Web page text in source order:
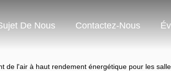
De Nous Contactez-Nous
de l'air à haut rendement énergétique pour les